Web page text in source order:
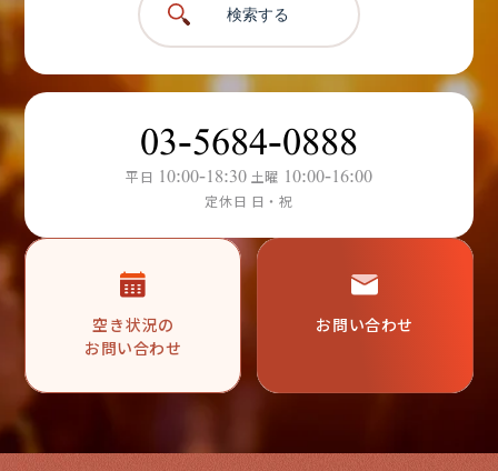
検索する
03-5684-0888
平日 10:00-18:30 土曜 10:00-16:00
定休日 日・祝
空き状況の
お問い合わせ
お問い合わせ